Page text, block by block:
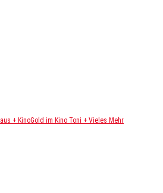
+ KinoGold im Kino Toni + Vieles Mehr